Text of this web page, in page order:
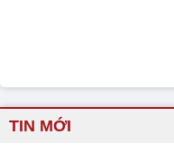
TIN MỚI